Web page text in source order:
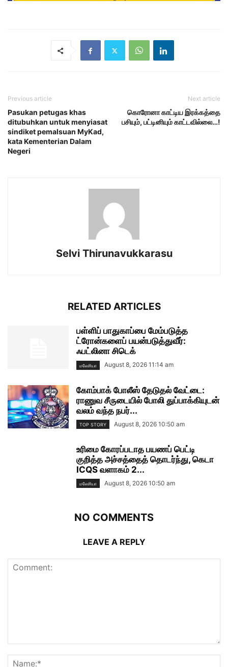
Previous article
Pasukan petugas khas
ditubuhkan untuk menyiasat
sindiket pemalsuan MyKad,
kata Kementerian Dalam
Negeri
Next article
கொரோனா காட்டிய இரக்கத்தை
பசியும், பட்டினியும் காட்டவில்லை…!
Selvi Thirunavukkarasu
RELATED ARTICLES
பள்ளிப் பாதுகாப்பை மேம்படுத்த
ட்ரோன்களைப் பயன்படுத்துவீர்:
ஃபட்லினா சிடெக்
மலேசியா August 8, 2026 11:14 am
கோம்பாக் போலீஸ் தேடுதல் வேட்டை:
ராணுவ சீருடையில் போலி துப்பாக்கியுடன்
வலம் வந்த நபர்...
TOP STORY August 8, 2026 10:50 am
உரிமை கோரப்படாத பயணப் பெட்டி
குறித்த அச்சத்தைத் தொடர்ந்து, கெடா
ICQS வளாகம் 2...
மலேசியா August 8, 2026 10:50 am
NO COMMENTS
LEAVE A REPLY